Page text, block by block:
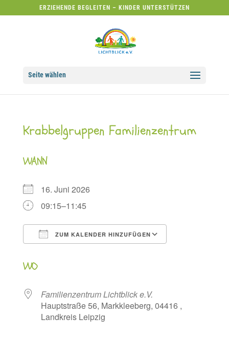
ERZIEHENDE BEGLEITEN – KINDER UNTERSTÜTZEN
Seite wählen
Krabbelgruppen Familienzentrum
WANN
16. Juni 2026
09:15–11:45
ZUM KALENDER HINZUFÜGEN
WO
Familienzentrum Lichtblick e.V.
Hauptstraße 56, Markkleeberg, 04416 ,
Landkreis Leipzig